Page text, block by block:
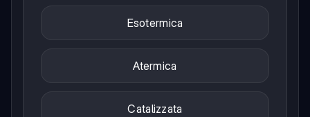
Esotermica
Atermica
Catalizzata